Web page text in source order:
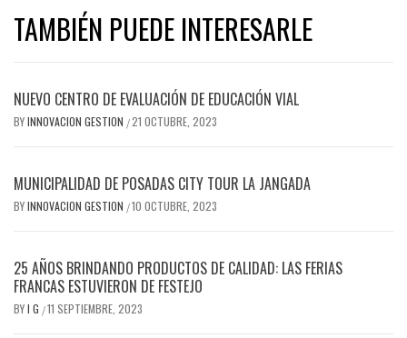
TAMBIÉN PUEDE INTERESARLE
NUEVO CENTRO DE EVALUACIÓN DE EDUCACIÓN VIAL
BYINNOVACION GESTION /21 OCTUBRE, 2023
MUNICIPALIDAD DE POSADAS CITY TOUR LA JANGADA
BYINNOVACION GESTION /10 OCTUBRE, 2023
25 AÑOS BRINDANDO PRODUCTOS DE CALIDAD: LAS FERIAS
FRANCAS ESTUVIERON DE FESTEJO
BYI G /11 SEPTIEMBRE, 2023